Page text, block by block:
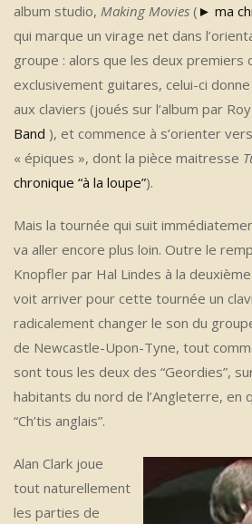
album studio, Making Movies ( ► ma
qui marque un virage net dans
groupe : alors que les deux premiers
exclusivement guitares, celui-ci
aux claviers (joués sur l’album par
Band ), et commence à s’orienter
« épiques », dont la pièce maitresse
chronique “à la loupe”).
Mais la tournée qui suit
va aller encore plus loin. Outre le
Knopfler par Hal Lindes à la
voit arriver pour cette tournée un
radicalement changer le son du
de Newcastle-Upon-Tyne, tout
sont tous les deux des “Geordies”,
habitants du nord de l’Angleterre, en
“Ch’tis anglais”.
Alan Clark joue
tout naturellement
les parties de